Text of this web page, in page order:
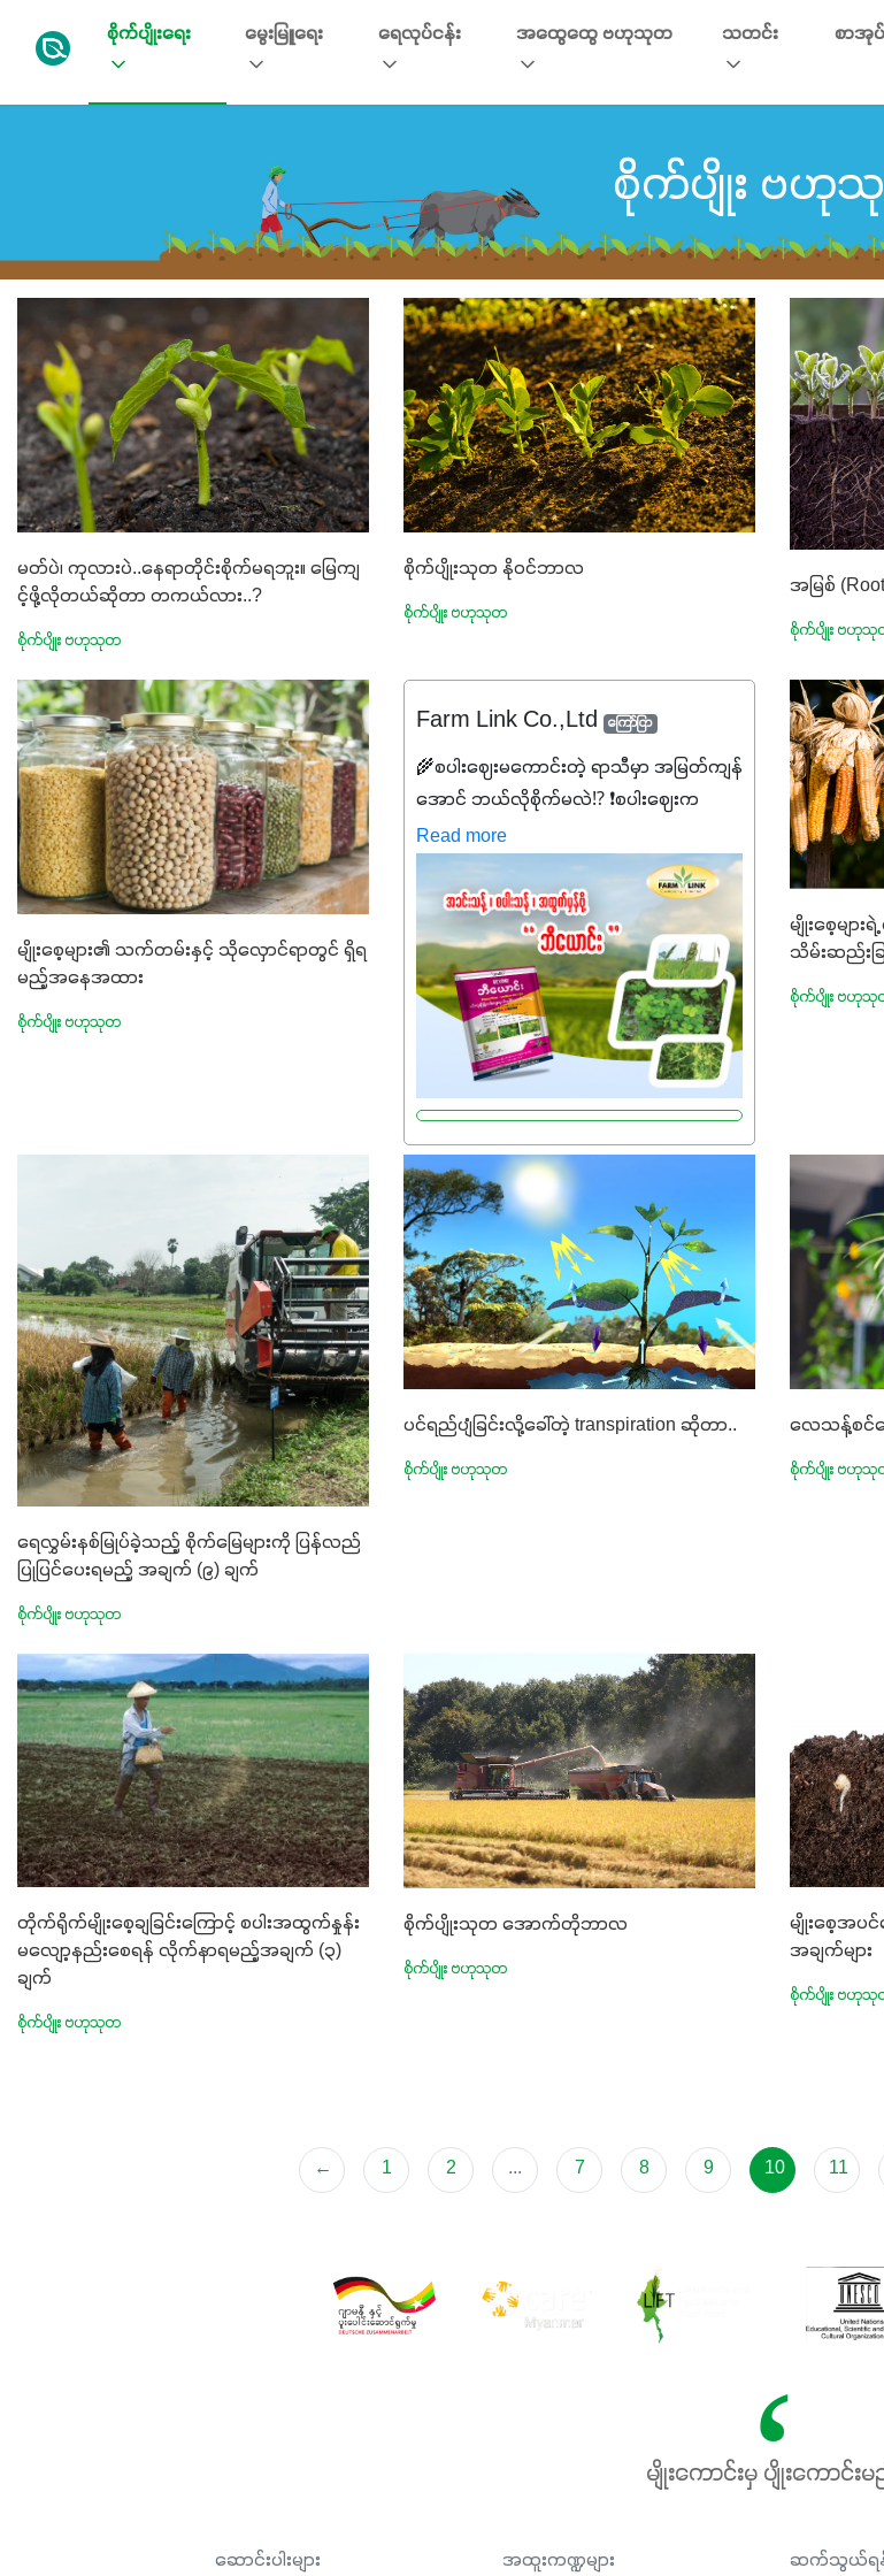
စိုက်ပျိုးရေး မွေးမြူရေး ရေလုပ်ငန်း အထွေထွေ ဗဟုသုတ သတင်း စာအု
စိုက်ပျိုး ဗဟု
မတ်ပဲ၊ ကုလားပဲ..နေရာတိုင်းစိုက်မရဘူး။ မြေကျ
င့်ဖို့လိုတယ်ဆိုတာ တကယ်လား..?
စိုက်ပျိုး ဗဟုသုတ
စိုက်ပျိုးသုတ နိုဝင်ဘာလ
စိုက်ပျိုး ဗဟုသုတ
အမြစ်
စိုက်ပျိုး ဗဟု
မျိုးစေ့များ၏ သက်တမ်းနှင့် သိုလှောင်ရာတွင် ရှိရ
မည့်အနေအထား
စိုက်ပျိုး ဗဟုသုတ
Farm Link Co.,Ltd ကြော်ငြာ
🌾စပါးဈေးမကောင်းတဲ့ ရာသီမှာ အမြတ်ကျန်
အောင် ဘယ်လိုစိုက်မလဲ⁉️ ❗စပါးဈေးက
လည်းမသေချာ၊ သွင်းအားစုစရိတ်တွေက
လည်း တက်နေတဲ့ဒီလိုအချိန်မှာ သွင်းအားစု
ဖိုးကို လျှော့ချပြီး အထွက်နှုန်းကို ထိန်းထား
နိုင်မှ ဦးကြီးတို့ အဆင်ပြေမှာနော် ✔️ဒါ
ကြောင့် ကိုယ်သုံးသမျှ ကိုယ့်အတွက်အကျိုးရ
စေမယ့် အရည်အသွေးစိတ်ချရတဲ့ သွင်းအား
စုပစ္စည်းတွေကိုပဲ ရွေးချယ်သုံးသင့်ပါတယ်။
Read more
မျိုးစေ့မျာ
သိမ်းဆည်းခ
စိုက်ပျိုး ဗဟု
ရေလွှမ်းနစ်မြုပ်ခဲ့သည့် စိုက်မြေများကို ပြန်လည်
ပြုပြင်ပေးရမည့် အချက် (၉) ချက်
စိုက်ပျိုး ဗဟုသုတ
ပင်ရည်ပျံခြင်းလို့ခေါ်တဲ့ transpiration ဆိုတာ..
စိုက်ပျိုး ဗဟုသုတ
လေသန့်စင်
စိုက်ပျိုး ဗဟု
တိုက်ရိုက်မျိုးစေ့ချခြင်းကြောင့် စပါးအထွက်နှုန်း
မလျော့နည်းစေရန် လိုက်နာရမည့်အချက် (၃)
ချက်
စိုက်ပျိုး ဗဟုသုတ
စိုက်ပျိုးသုတ အောက်တိုဘာလ
စိုက်ပျိုး ဗဟုသုတ
မျိုးစေ့အပ
အချက်များ
စိုက်ပျိုး ဗဟု
← 1 2 ... 7 8 9 10 11
မျိုးကောင်းမှ ပျိုးကောင်း
ဆောင်းပါးများ အထူးကဏ္ဍများ ဆက်သွယ်ရ